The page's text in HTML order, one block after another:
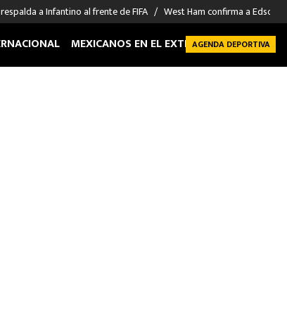
a Infantino al frente de FIFA West Ham confirma a Edson
MEXICANOS EN EL EXTRANJERO FUTBOL
AGENDA DEPORTIVA